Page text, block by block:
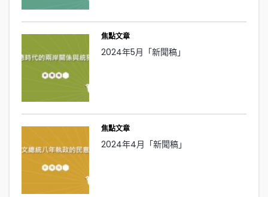
焦點文章
2024年5月「新聞稿」
焦點文章
2024年4月「新聞稿」